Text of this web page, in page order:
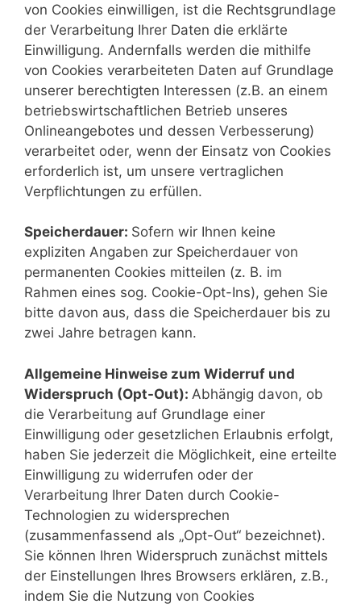
von Cookies einwilligen, ist die Rechtsgrundlage
der Verarbeitung Ihrer Daten die erklärte
Einwilligung. Andernfalls werden die mithilfe
von Cookies verarbeiteten Daten auf Grundlage
unserer berechtigten Interessen (z.B. an einem
betriebswirtschaftlichen Betrieb unseres
Onlineangebotes und dessen Verbesserung)
verarbeitet oder, wenn der Einsatz von Cookies
erforderlich ist, um unsere vertraglichen
Verpflichtungen zu erfüllen.
Speicherdauer: Sofern wir Ihnen keine
expliziten Angaben zur Speicherdauer von
permanenten Cookies mitteilen (z. B. im
Rahmen eines sog. Cookie-Opt-Ins), gehen Sie
bitte davon aus, dass die Speicherdauer bis zu
zwei Jahre betragen kann.
Allgemeine Hinweise zum Widerruf und
Widerspruch (Opt-Out): Abhängig davon, ob
die Verarbeitung auf Grundlage einer
Einwilligung oder gesetzlichen Erlaubnis erfolgt,
haben Sie jederzeit die Möglichkeit, eine erteilte
Einwilligung zu widerrufen oder der
Verarbeitung Ihrer Daten durch Cookie-
Technologien zu widersprechen
(zusammenfassend als „Opt-Out“ bezeichnet).
Sie können Ihren Widerspruch zunächst mittels
der Einstellungen Ihres Browsers erklären, z.B.,
indem Sie die Nutzung von Cookies